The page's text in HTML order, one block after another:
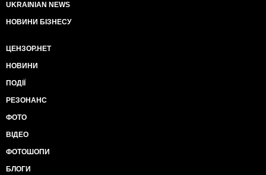
UKRAINIAN NEWS
НОВИНИ БІЗНЕСУ
ЦЕНЗОР.НЕТ
НОВИНИ
ПОДІЇ
РЕЗОНАНС
ФОТО
ВІДЕО
ФОТОШОПИ
БЛОГИ